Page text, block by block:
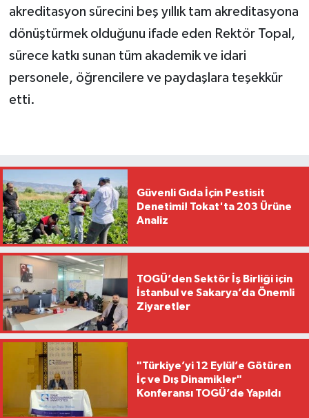
akreditasyon sürecini beş yıllık tam akreditasyona
dönüştürmek olduğunu ifade eden Rektör Topal,
sürece katkı sunan tüm akademik ve idari
personele, öğrencilere ve paydaşlara teşekkür
etti.
Güvenli Gıda İçin Pestisit
Denetimi! Tokat'ta 203 Ürüne
Analiz
TOGÜ’den Sektör İş Birliği için
İstanbul ve Sakarya’da Önemli
Ziyaretler
"Türkiye’yi 12 Eylül’e Götüren
İç ve Dış Dinamikler"
Konferansı TOGÜ’de Yapıldı